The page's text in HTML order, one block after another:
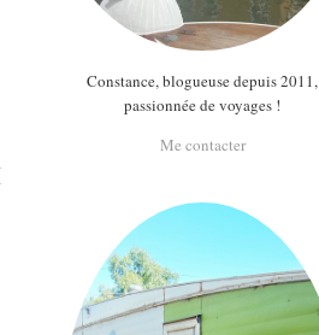
Constance, blogueuse depuis 2011,
passionnée de voyages !
Me contacter